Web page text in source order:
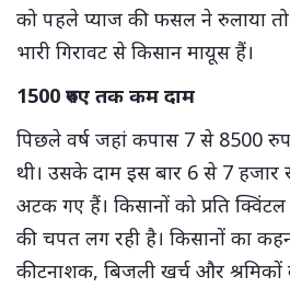
को पहले प्याज की फसल ने रुलाया
भारी गिरावट से किसान मायूस हैं।
1500 रुपए तक कम दाम
पिछले वर्ष जहां कपास 7 से 8500
थी। उसके दाम इस बार 6 से 7 हजार
अटक गए हैं। किसानों को प्रति
की चपत लग रही है। किसानों का
कीटनाशक, बिजली खर्च और